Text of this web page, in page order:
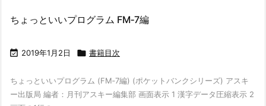
ちょっといいプログラム FM‐7編
 2019年1月2日  書籍目次
ちょっといいプログラム (FM‐7編) (ポケットバンクシリーズ) アスキ
ー出版局 編者：月刊アスキー編集部 画面表示 1 漢字データ圧縮表示 2